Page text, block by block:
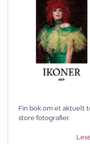
Fin bok om et aktuelt
store fotografier.